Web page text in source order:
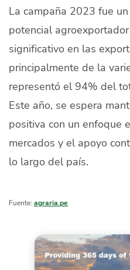
La campaña 2023 fue
potencial
significativo en las
principalmente de la
representó el 94% del
Este año, se espera
positiva con un enfoque
mercados y el apoyo
lo largo del país.
Fuente: agraria.pe